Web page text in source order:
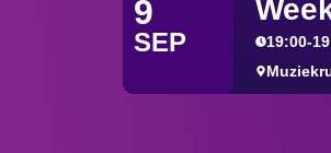
9
SEP 19:00-